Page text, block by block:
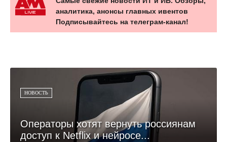
аналитика, анонсы главных ивентов
Подписывайтесь на телеграм-канал!
НОВОСТЬ
Операторы хотят вернуть россиянам
доступ к Netflix и нейросе...